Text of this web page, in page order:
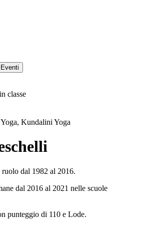
Eventi
classe
Kundalini Yoga
ruolo dal 1982 al 2016.
dal 2016 al 2021 nelle scuole
punteggio di 110 e Lode.